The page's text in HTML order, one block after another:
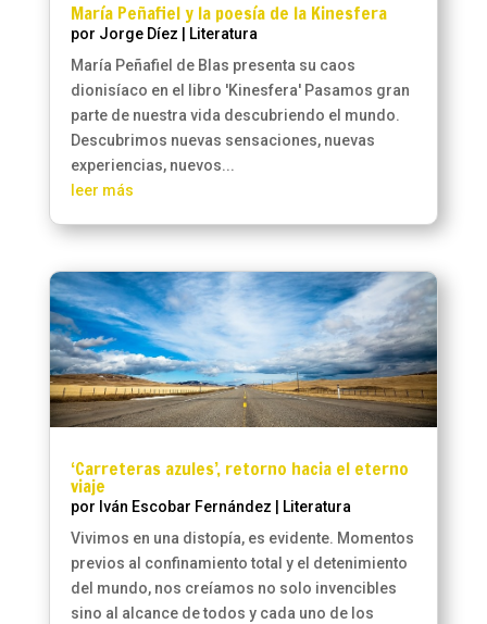
María Peñafiel y la poesía de la Kinesfera
por Jorge Díez
Literatura
María Peñafiel de Blas presenta su caos
dionisíaco en el libro 'Kinesfera' Pasamos gran
parte de nuestra vida descubriendo el mundo.
Descubrimos nuevas sensaciones, nuevas
experiencias, nuevos...
leer más
‘Carreteras azules’, retorno hacia el eterno
viaje
por Iván Escobar Fernández
Literatura
Vivimos en una distopía, es evidente. Momentos
previos al confinamiento total y el detenimiento
del mundo, nos creíamos no solo invencibles
sino al alcance de todos y cada uno de los